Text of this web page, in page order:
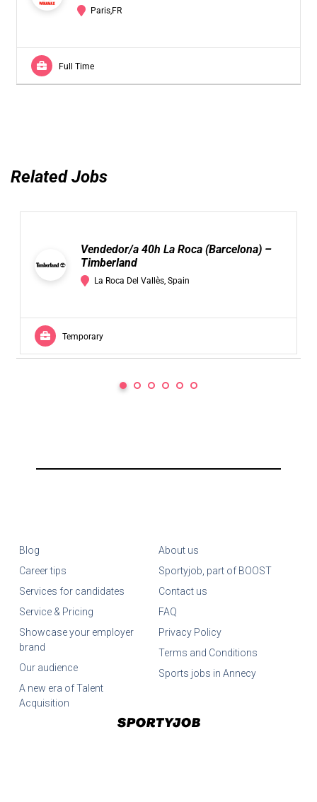
Paris,FR
Full Time
Related Jobs
Vendedor/a 40h La Roca (Barcelona) –
Timberland
La Roca Del Vallès, Spain
Temporary
Blog
Career tips
Services for candidates
Service & Pricing
Showcase your employer
brand
Our audience
A new era of Talent
Acquisition
About us
Sportyjob, part of BOOST
Contact us
FAQ
Privacy Policy
Terms and Conditions
Sports jobs in Annecy